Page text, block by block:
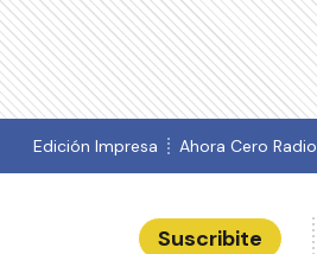
Edición Impresa Ahora Cero Radio
Suscribite